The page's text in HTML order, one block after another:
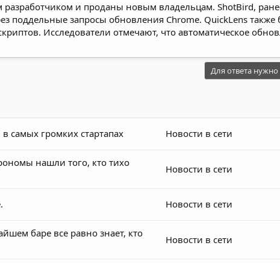
и проданы новым владельцам. ShotBird,
поддельные запросы обновления Chrome. QuickLens
Исследователи отмечают, что автоматическое
Для ответа нужно
самых громких стартапах Новости в сети
нашли того, кто тихо
Новости в сети
Новости в сети
баре все равно знает, кто
Новости в сети